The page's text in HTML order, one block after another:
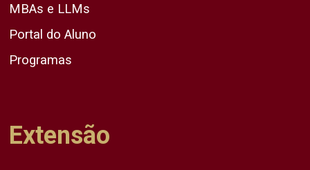
MBAs e LLMs
Portal do Aluno
Programas
Extensão